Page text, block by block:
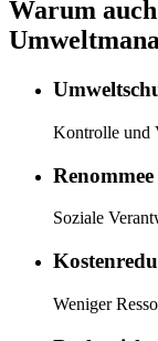
Warum
Kontrolle und
Renommee
Soziale
Weniger